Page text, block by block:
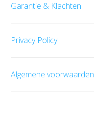
Garantie & Klachten
Privacy Policy
Algemene voorwaarden